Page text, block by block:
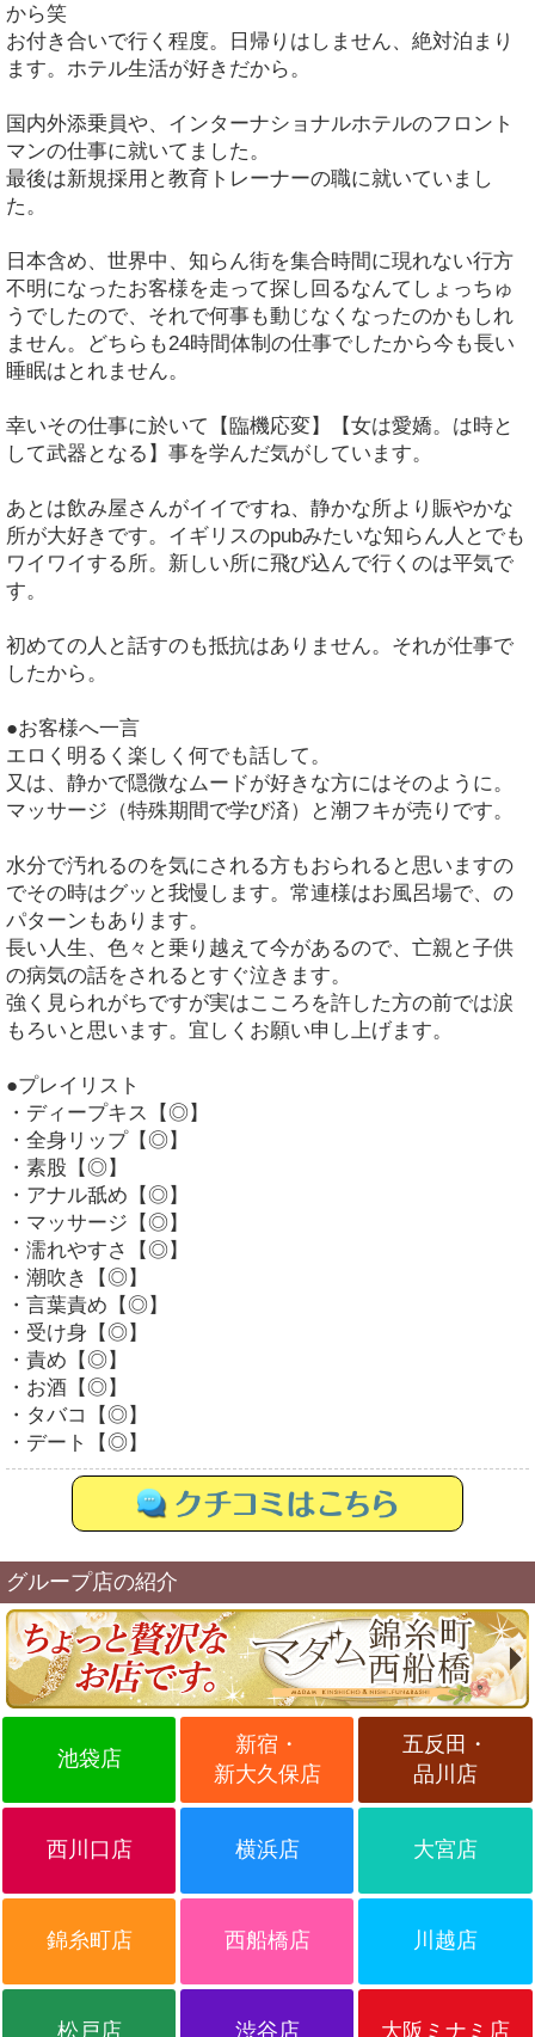
から笑
お付き合いで行く程度。日帰りはしません、絶対泊まり
ます。ホテル生活が好きだから。
国内外添乗員や、インターナショナルホテルのフロント
マンの仕事に就いてました。
最後は新規採用と教育トレーナーの職に就いていまし
た。
日本含め、世界中、知らん街を集合時間に現れない行方
不明になったお客様を走って探し回るなんてしょっちゅ
うでしたので、それで何事も動じなくなったのかもしれ
ません。どちらも24時間体制の仕事でしたから今も長い
睡眠はとれません。
幸いその仕事に於いて【臨機応変】【女は愛嬌。は時と
して武器となる】事を学んだ気がしています。
あとは飲み屋さんがイイですね、静かな所より賑やかな
所が大好きです。イギリスのpubみたいな知らん人とでも
ワイワイする所。新しい所に飛び込んで行くのは平気で
す。
初めての人と話すのも抵抗はありません。それが仕事で
したから。
●お客様へ一言
エロく明るく楽しく何でも話して。
又は、静かで隠微なムードが好きな方にはそのように。
マッサージ（特殊期間で学び済）と潮フキが売りです。
水分で汚れるのを気にされる方もおられると思いますの
でその時はグッと我慢します。常連様はお風呂場で、の
パターンもあります。
長い人生、色々と乗り越えて今があるので、亡親と子供
の病気の話をされるとすぐ泣きます。
強く見られがちですが実はこころを許した方の前では涙
もろいと思います。宜しくお願い申し上げます。
●プレイリスト
・ディープキス【◎】
・全身リップ【◎】
・素股【◎】
・アナル舐め【◎】
・マッサージ【◎】
・濡れやすさ【◎】
・潮吹き【◎】
・言葉責め【◎】
・受け身【◎】
・責め【◎】
・お酒【◎】
・タバコ【◎】
・デート【◎】
グループ店の紹介
池袋店
新宿・
新大久保店
五反田・
品川店
西川口店 横浜店 大宮店
錦糸町店 西船橋店 川越店
松戸店 渋谷店 大阪ミナミ店